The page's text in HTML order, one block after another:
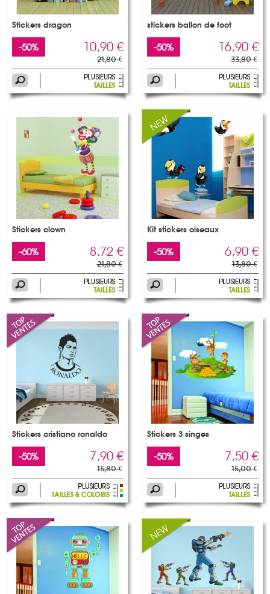
Stickers dragon
-50% 10,90 €
21,80 €
stickers ballon de foot
-50% 16,90 €
33,80 €
Stickers clown
-60% 8,72 €
21,80 €
Kit stickers oiseaux
-50% 6,90 €
13,80 €
Stickers cristiano ronaldo
-50% 7,90 €
15,80 €
Stickers 3 singes
-50% 7,50 €
15,00 €